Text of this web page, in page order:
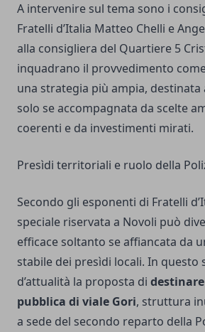
A intervenire sul tema sono i
Fratelli d’Italia Matteo Chelli e
alla consigliera del Quartiere 5
inquadrano il provvedimento
una strategia più ampia,
solo se accompagnata da scelte
coerenti e da investimenti mirati.
Presìdi territoriali e ruolo della
Secondo gli esponenti di Fratelli
speciale riservata a Novoli può
efficace soltanto se affiancata da
stabile dei presìdi locali. In questo
d’attualità la proposta di destinare
pubblica di viale Gori, struttura
a sede del secondo reparto della